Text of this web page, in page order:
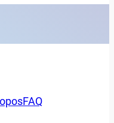
FAQ